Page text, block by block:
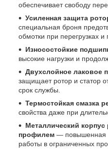
обеспечивает свободу
Усиленная защита
специальная броня
обмотки при перегрузках и
Износостойкие
высокие нагрузки и
Двухслойное лаковое
защищает ротор и статор
срок службы.
Термостойкая смазка
свойства даже при
Металлический корпус
профилем — повышенная
работы в ограниченных